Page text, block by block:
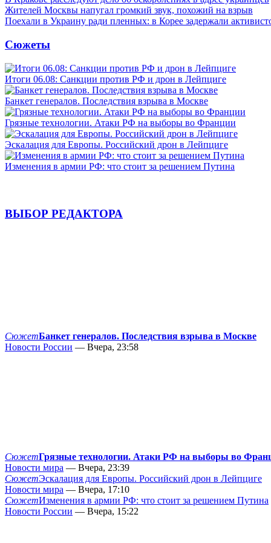
Жителей Москвы напугал громкий звук, похожий на взрыв
Поехали в Украину ради пленных: в Корее задержали
Сюжеты
Итоги 06.08: Санкции против РФ и дрон в Лейпциге
Банкет генералов. Последствия взрыва в Москве
Грязные технологии. Атаки РФ на выборы во Франции
Эскалация для Европы. Российский дрон в Лейпциге
Изменения в армии РФ: что стоит за решением Путина
ВЫБОР РЕДАКТОРА
СюжетБанкет генералов. Последствия взрыва в Москве
Новости России — Вчера, 23:58
СюжетГрязные технологии. Атаки РФ на выборы во
Новости мира — Вчера, 23:39
СюжетЭскалация для Европы. Российский дрон в Лейпциге
Новости мира — Вчера, 17:10
СюжетИзменения в армии РФ: что стоит за решением Путина
Новости России — Вчера, 15:22